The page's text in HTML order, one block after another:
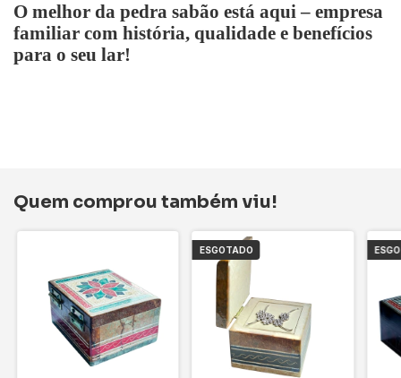
O melhor da pedra sabão está aqui– empresa
familiar com história, qualidade e benefícios
para o seu lar!
Quem comprou também viu!
ESGOTADO